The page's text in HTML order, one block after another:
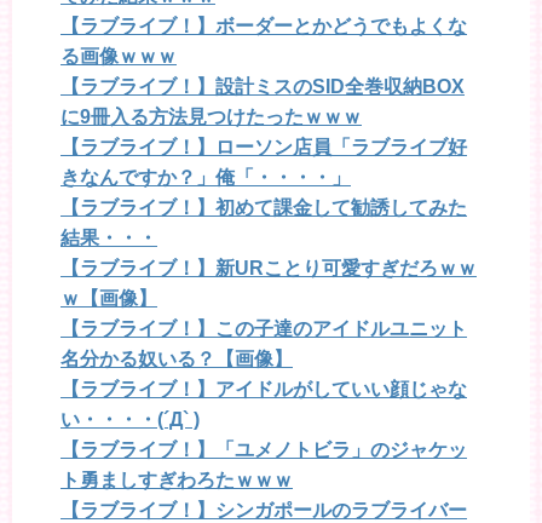
【ラブライブ！】ボーダーとかどうでもよくな
る画像ｗｗｗ
【ラブライブ！】設計ミスのSID全巻収納BOX
に9冊入る方法見つけたったｗｗｗ
【ラブライブ！】ローソン店員「ラブライブ好
きなんですか？」俺「・・・・」
【ラブライブ！】初めて課金して勧誘してみた
結果・・・
【ラブライブ！】新URことり可愛すぎだろｗｗ
ｗ【画像】
【ラブライブ！】この子達のアイドルユニット
名分かる奴いる？【画像】
【ラブライブ！】アイドルがしていい顔じゃな
い・・・・(´Д` )
【ラブライブ！】「ユメノトビラ」のジャケッ
ト勇ましすぎわろたｗｗｗ
【ラブライブ！】シンガポールのラブライバー